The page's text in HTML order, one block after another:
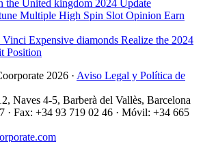
the United kingdom 2024 Update
Multiple High Spin Slot Opinion Earn
Expensive diamonds Realize the 2024
Position
2026 · Aviso Legal y Política de
Naves 4-5, Barberà del Vallès, Barcelona
· Fax: +34 93 719 02 46 · Móvil: +34 665